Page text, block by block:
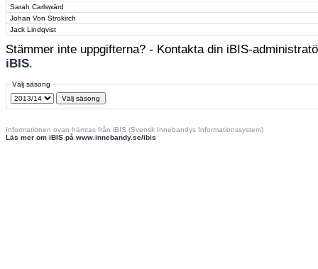
Sarah Carlswärd
Johan Von Strokirch
Jack Lindqvist
Stämmer inte uppgifterna? - Kontakta din iBIS-
iBIS.
Välj säsong
Informationen ovan hämtas från iBIS (Svensk Innebandys Informationssystem)
Läs mer om iBIS på www.innebandy.se/ibis